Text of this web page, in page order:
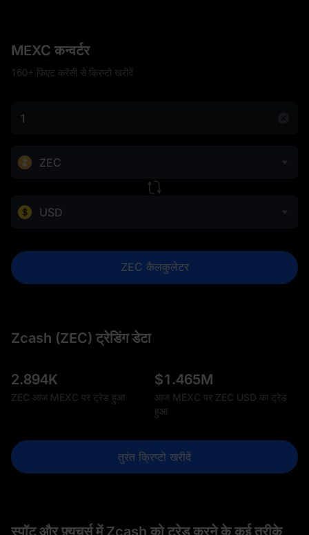
MEXC कन्वर्टर
160+ फ़िएट करेंसी से क्रिप्टो खरीदें
ZEC
USD
ZEC कैलकुलेटर
Zcash (ZEC) ट्रेडिंग डेटा
2.894K
ZEC आज MEXC पर ट्रेड हुआ
$1.465M
आज MEXC पर ZEC USD का ट्रेड
हुआ
तुरंत क्रिप्टो खरीदें
स्पॉट और फ़्यूचर्स में Zcash को ट्रेड करने के कई तरीके